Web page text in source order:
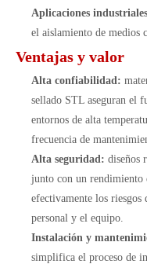
Aplicaciones
el aislamiento de medios
Ventajas y valor
Alta confiabilidad:
sellado STL aseguran el
entornos de alta
frecuencia de
Alta seguridad: diseños
junto con un rendimiento
efectivamente los riesgos
personal y el equipo.
Instalación y
simplifica el proceso de